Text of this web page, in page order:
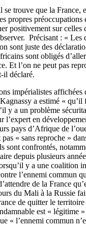
trouve que la France,
propres préoccupations
positivement sur celles
Précisant : « Les
sont juste des
sont obligés
Et l’on ne peut pas
il déclaré.
impérialistes
a estimé « qu’il
y a un problème
l’expert en
pays d’Afrique de
« sans reproche »
sont confrontés,
depuis plusieurs
y a une coalition
l’ennemi commun
de la France
du Mali à la Russie
de quitter le
est « légitime
« l’ennemi commun